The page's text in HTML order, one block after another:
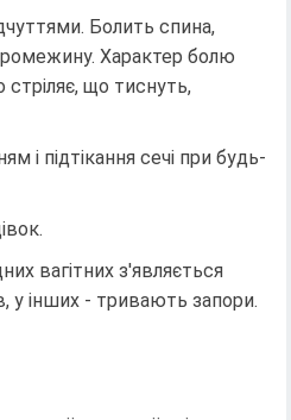
Болить спина,
Характер болю
що тиснуть,
і підтікання сечі при будь-
вагітних з'являється
у інших - тривають запори.